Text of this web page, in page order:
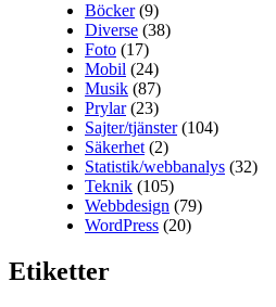
Böcker(9)
Diverse (38)
Foto (17)
Mobil (24)
Musik (87)
Prylar(23)
Sajter/tjänster(104)
Säkerhet(2)
Statistik/webbanalys (32)
Teknik (105)
Webbdesign (79)
WordPress (20)
Etiketter